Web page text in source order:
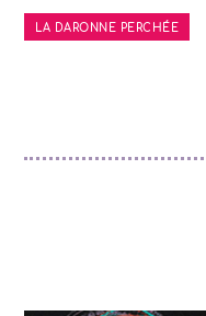
LA DARONNE PERCHÉE